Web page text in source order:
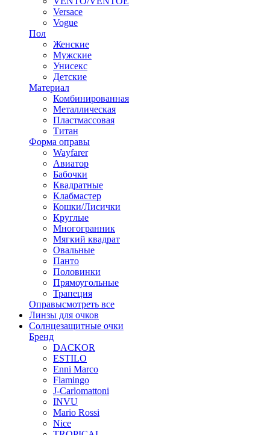
Versace
Vogue
Пол
Женские
Мужские
Унисекс
Детские
Материал
Комбинированная
Металлическая
Пластмассовая
Титан
Форма оправы
Wayfarer
Авиатор
Бабочки
Квадратные
Клабмастер
Кошки/Лисички
Круглые
Многогранник
Мягкий квадрат
Овальные
Панто
Половинки
Прямоугольные
Трапеция
Оправысмотреть все
Линзы для очков
Солнцезащитные очки
Бренд
DACKOR
ESTILO
Enni Marco
Flamingo
J-Carlomattoni
INVU
Mario Rossi
Nice